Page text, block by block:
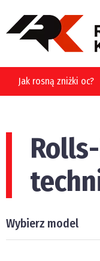
Jak rosną zniżki oc?
Wybierz model